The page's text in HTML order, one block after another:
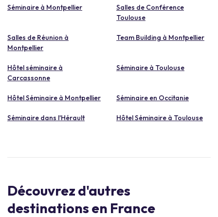
Séminaire à Montpellier
Salles de Conférence
Toulouse
Salles de Réunion à
Montpellier
Team Building à Montpellier
Hôtel séminaire à
Carcassonne
Séminaire à Toulouse
Hôtel Séminaire à Montpellier Séminaire en Occitanie
Séminaire dans l'Hérault Hôtel Séminaire à Toulouse
Découvrez d'autres
destinations en France